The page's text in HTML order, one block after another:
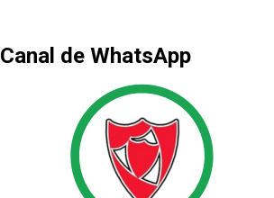
Canal de WhatsApp